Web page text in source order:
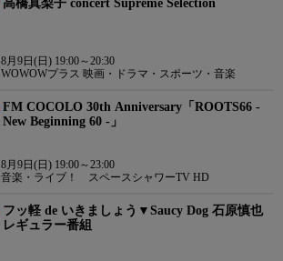
高橋真梨子 concert Supreme Selection
8月9日(日) 19:00～20:30
WOWOWプラス 映画・ドラマ・スポーツ・音楽
FM COCOLO 30th Anniversary「ROOTS66 -
New Beginning 60 -」
8月9日(日) 19:00～23:00
音楽・ライブ！ スペースシャワーTV HD
フッ軽 de いきましょう▼Saucy Dog 石原慎也
レギュラー番組